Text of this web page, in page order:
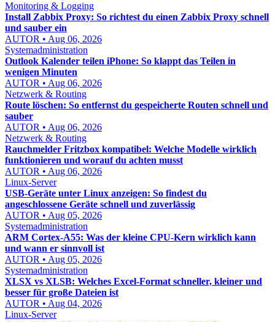
Monitoring & Logging
Install Zabbix Proxy: So richtest du einen Zabbix Proxy schnell
und sauber ein
AUTOR • Aug 06, 2026
Systemadministration
Outlook Kalender teilen iPhone: So klappt das Teilen in
wenigen Minuten
AUTOR • Aug 06, 2026
Netzwerk & Routing
Route löschen: So entfernst du gespeicherte Routen schnell und
sauber
AUTOR • Aug 06, 2026
Netzwerk & Routing
Rauchmelder Fritzbox kompatibel: Welche Modelle wirklich
funktionieren und worauf du achten musst
AUTOR • Aug 06, 2026
Linux-Server
USB-Geräte unter Linux anzeigen: So findest du
angeschlossene Geräte schnell und zuverlässig
AUTOR • Aug 05, 2026
Systemadministration
ARM Cortex-A55: Was der kleine CPU-Kern wirklich kann
und wann er sinnvoll ist
AUTOR • Aug 05, 2026
Systemadministration
XLSX vs XLSB: Welches Excel-Format schneller, kleiner und
besser für große Dateien ist
AUTOR • Aug 04, 2026
Linux-Server